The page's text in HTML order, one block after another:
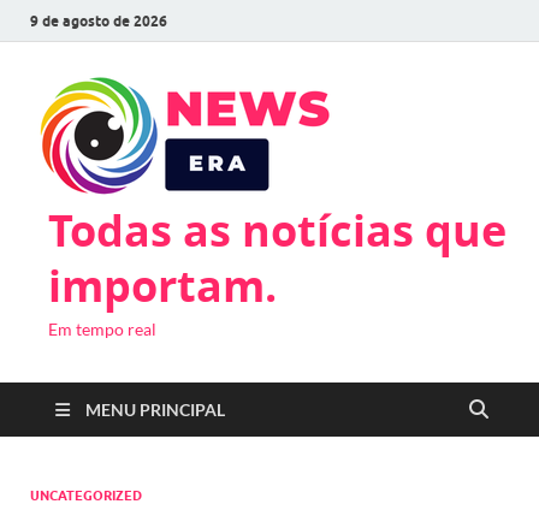
9 de agosto de 2026
Todas as notícias que
importam.
Em tempo real
MENU PRINCIPAL
UNCATEGORIZED